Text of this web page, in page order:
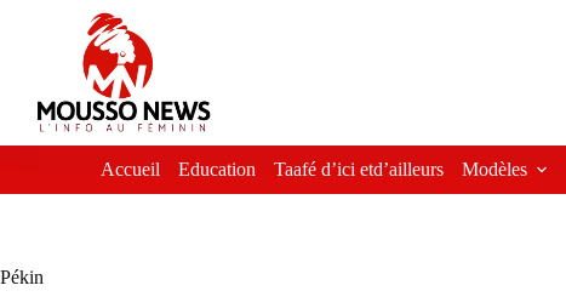
Accueil Education Taafé d’ici etd’ailleurs Modèles
Pékin